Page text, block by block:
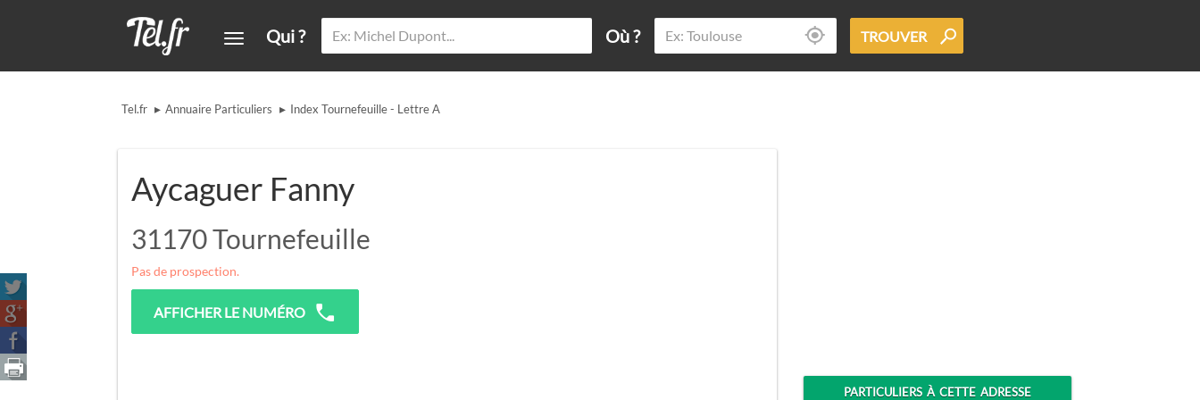
Qui ? Où ? TROUVER
Tel.fr ▸ Annuaire Particuliers ▸ Index Tournefeuille - Lettre A
Aycaguer Fanny
31170Tournefeuille
Pas de prospection.
AFFICHER LE NUMÉRO
PARTICULIERS À CETTE ADRESSE